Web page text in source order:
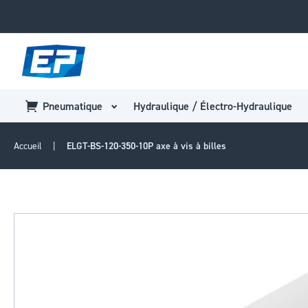
Pneumatique Hydraulique / Électro-Hydraulique
Accueil ELGT-BS-120-350-10P axe à vis à billes